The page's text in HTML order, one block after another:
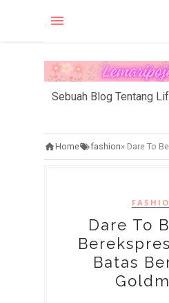
Sebuah Blog Tentang
Home fashion» Dare To Be You,
Dare To
Batas